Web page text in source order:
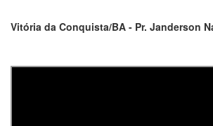
Vitória da Conquista/BA - Pr. Janderson